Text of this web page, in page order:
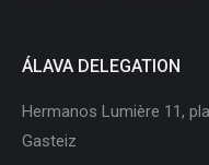
ÁLAVA DELEGATION
Hermanos Lumière 11,
Gasteiz